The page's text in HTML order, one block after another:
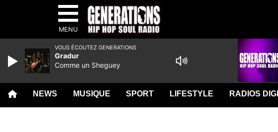
MENU
NEWS MUSIQUE SPORT LIFESTYLE RADIOS
VOUS ÉCOUTEZ GENERATIONS
Gradur
Comme un Sheguey